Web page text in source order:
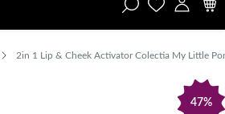
2in 1 Lip & Cheek Activator Colectia My Little
47%